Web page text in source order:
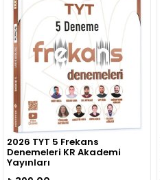
2026 TYT 5 Frekans
Denemeleri KR Akademi
Yayınları